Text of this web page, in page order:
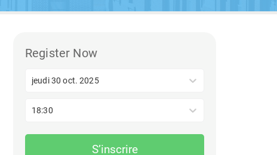
Register Now
jeudi 30 oct. 2025
18:30
S’inscrire